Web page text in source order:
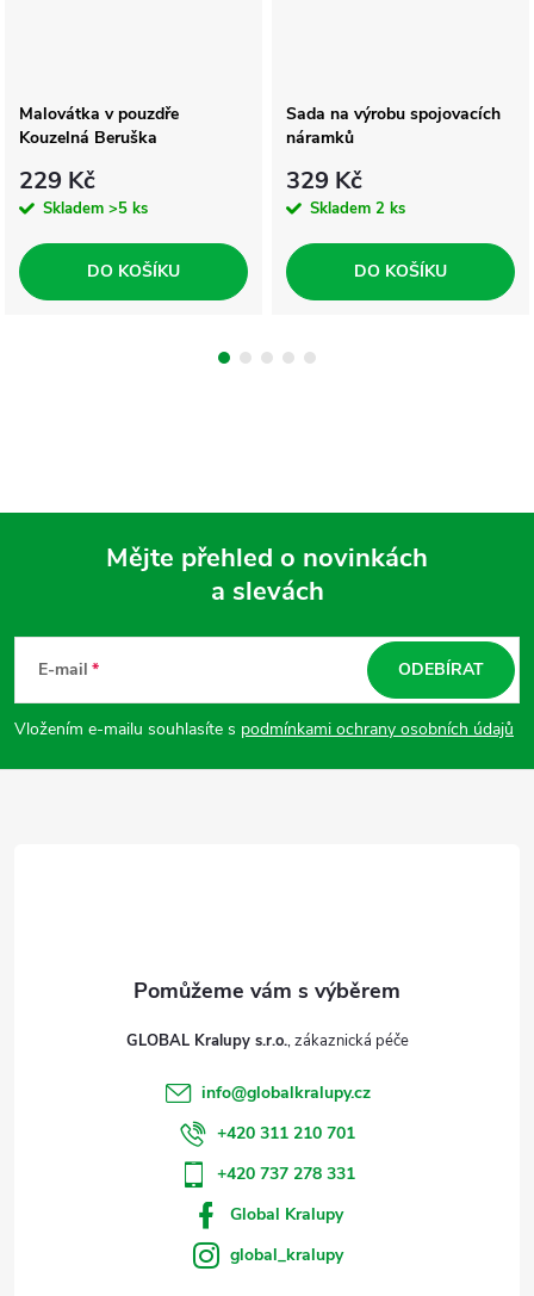
Malovátka v pouzdře
Kouzelná Beruška
229 Kč
Skladem >5 ks
DO KOŠÍKU
Sada na výrobu spojovacích
náramků
329 Kč
Skladem 2 ks
DO KOŠÍKU
p
a
Mějte přehled o novinkách
a slevách
E-mail
Vložením e-mailu souhlasíte s podmínkami ochrany osobních údajů
ODEBÍRAT
GLOBAL Kralupy s.r.o.
info@globalkralupy.cz
+420 311 210 701
+420 737 278 331
Global Kralupy
global_kralupy